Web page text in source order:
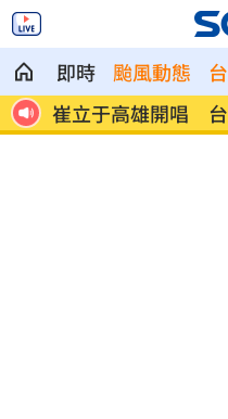
即時 颱風動態
崔立于高雄開唱
啦